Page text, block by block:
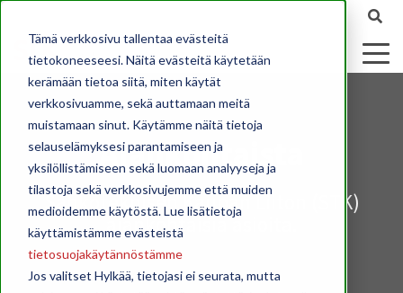
Tämä verkkosivu tallentaa evästeitä
tietokoneeseesi. Näitä evästeitä käytetään
kerämään tietoa siitä, miten käytät
verkkosivuamme, sekä auttamaan meitä
muistamaan sinut. Käytämme näitä tietoja
selauselämyksesi parantamiseen ja
yksilöllistämiseen sekä luomaan analyyseja ja
tilastoja sekä verkkosivujemme että muiden
medioidemme käytöstä. Lue lisätietoja
käyttämistämme evästeistä
tietosuojakäytännöstämme
Jos valitset Hylkää, tietojasi ei seurata, mutta
Ajankohtaista
Sähköteknisen Kaupan Liiton (STK)
ajankohtaisia asioita.